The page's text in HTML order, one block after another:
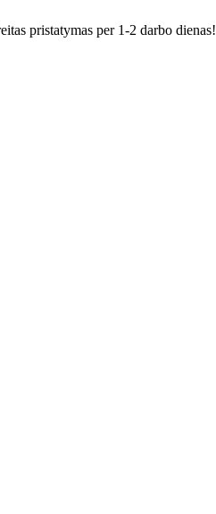
pristatymas per 1-2 darbo dienas!